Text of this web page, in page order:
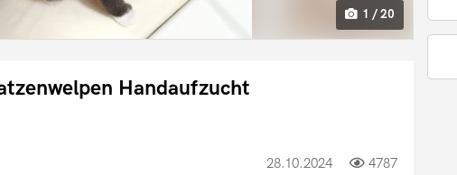
1 / 20
Handaufzucht
28.10.2024 4787